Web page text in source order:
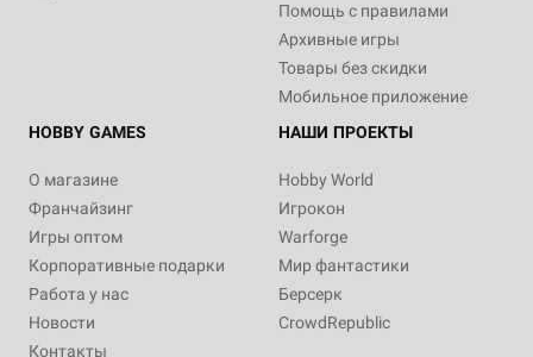
Помощь с правилами
Архивные игры
Товары без скидки
Мобильное приложение
HOBBY GAMES
О магазине
Франчайзинг
Игры оптом
Корпоративные подарки
Работа у нас
Новости
Контакты
НАШИ ПРОЕКТЫ
Hobby World
Игрокон
Warforge
Мир фантастики
Берсерк
CrowdRepublic